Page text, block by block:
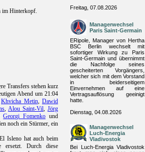
im Hinterkopf.
Transfers stehen kurz
Abend um 21:04
Khvicha Metin,Dawid
, Alou Saint-Vil, Jörg
Georgi Fomenko und
noch ein Stürmer, ein
Isleno hat auch beim
ersetzt. Durch diese
Freitag, 07.08.2026
Managerwechsel
Paris Saint-Germain
ERipole, Manager von Hertha
BSC Berlin wechselt mit
sofortiger Wirkung zu Paris
Saint-Germain und übernimmt
die Nachfolge seines
gescheiterten Vorgängers,
welcher sich mit dem Vorstand
in beiderseitigem
Einvernehmen auf eine
Vertragsauflösung geeinigt
hatte.
Dienstag, 04.08.2026
Managerwechsel
Luch-Energia
Vladivostok
Bei Luch-Energia Vladivostok